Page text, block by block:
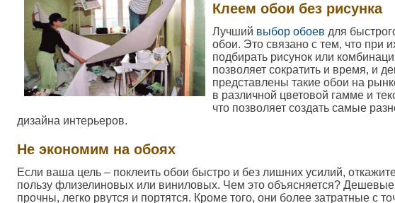
Клеем обои без рисунка
Лучший выбор обоев для
обои. Это связано с тем, что при
подбирать рисунок или
позволяет сократить и время, и
представлены такие обои на
в различной цветовой гамме и
что позволяет создать самые
дизайна интерьеров.
Не экономим на обоях
Если ваша цель – поклеить обои быстро и без лишних усилий,
пользу флизелиновых или виниловых. Чем это объясняется? Дешевые
прочны, легко рвутся и портятся. Кроме того, они более затратные с